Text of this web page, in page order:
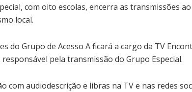
com oito escolas, encerra as transmissões
local.
do Grupo de Acesso A ficará a cargo da TV
pela transmissão do Grupo Especial.
com audiodescrição e libras na TV e nas redes